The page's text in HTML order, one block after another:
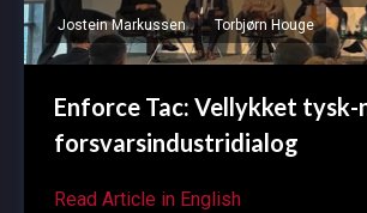
Jostein Markussen Torbjørn Houge
Enforce Tac: Vellykket tysk-
forsvarsindustridialog
Read Article in English